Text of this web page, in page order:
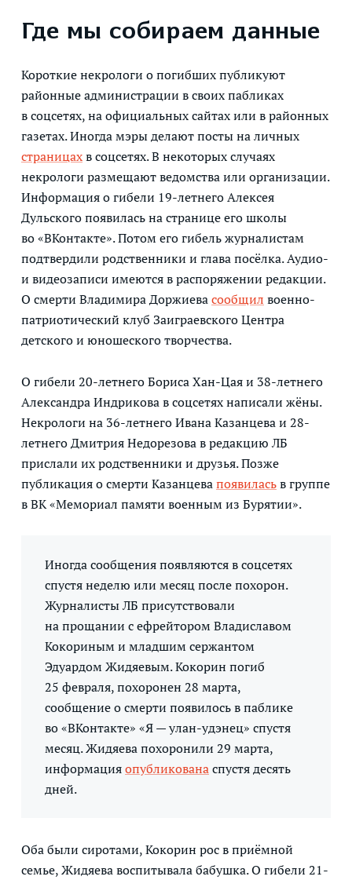
Где мы собираем данные
Короткие некрологи о погибших публикуют
районные администрации в своих пабликах
в соцсетях, на официальных сайтах или в районных
газетах. Иногда мэры делают посты на личных
страницахв соцсетях. В некоторых случаях
некрологи размещают ведомства или организации.
Информация о гибели 19-летнего Алексея
Дульского появилась на странице его школы
во «ВКонтакте». Потом его гибель журналистам
подтвердили родственники и глава посёлка. Аудио-
и видеозаписи имеются в распоряжении редакции.
О смерти Владимира Доржиевасообщил военно-
патриотический клуб Заиграевского Центра
детского и юношеского творчества.
О гибели 20-летнего Бориса Хан-Цая и 38-летнего
Александра Индрикова в соцсетях написали жёны.
Некрологи на 36-летнего Ивана Казанцева и 28-
летнего Дмитрия Недорезова в редакцию ЛБ
прислали их родственники и друзья. Позже
публикация о смерти Казанцевапоявиласьв группе
в ВК «Мемориал памяти военным из Бурятии».
Иногда сообщения появляются в соцсетях
спустя неделю или месяц после похорон.
Журналисты ЛБ присутствовали
на прощании с ефрейтором Владиславом
Кокориным и младшим сержантом
Эдуардом Жидяевым. Кокорин погиб
25 февраля, похоронен 28 марта,
сообщение о смерти появилось в паблике
во «ВКонтакте» «Я — улан-удэнец» спустя
месяц. Жидяева похоронили 29 марта,
информацияопубликованаспустя десять
дней.
Оба были сиротами, Кокорин рос в приёмной
семье, Жидяева воспитывала бабушка. О гибели 21-